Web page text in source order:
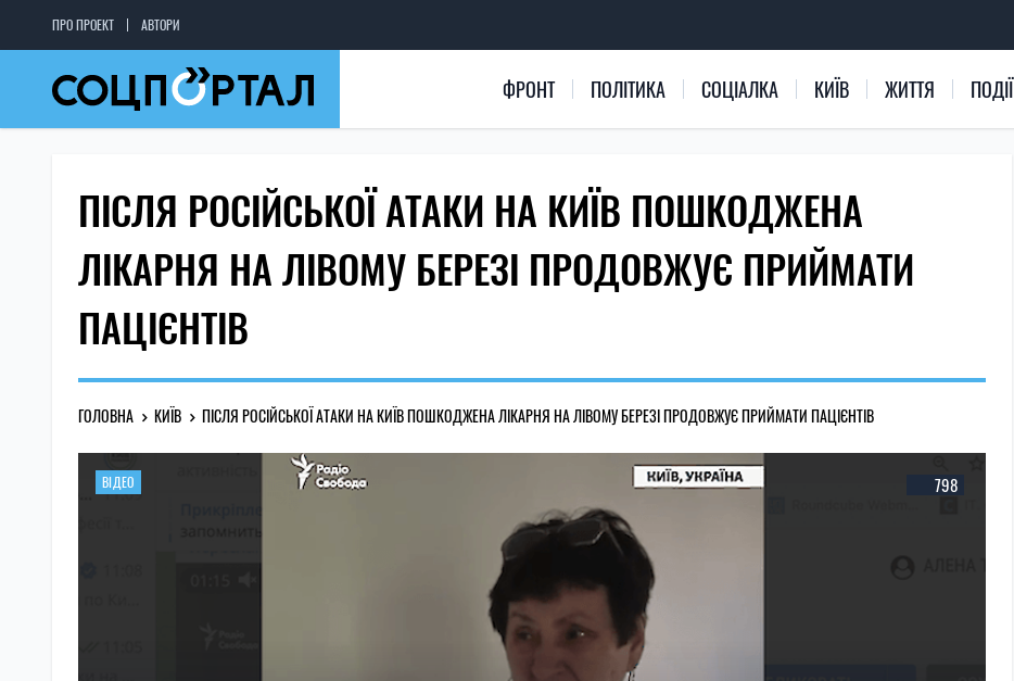
ПРО ПРОЕКТ АВТОРИ
ФРОНТ ПОЛІТИКА СОЦІАЛКА КИЇВ ЖИТТЯ ПОДІЇ
ПІСЛЯ РОСІЙСЬКОЇ АТАКИ НА КИЇВ ПОШКОДЖЕНА
ЛІКАРНЯ НА ЛІВОМУ БЕРЕЗІ ПРОДОВЖУЄ ПРИЙМАТИ
ПАЦІЄНТІВ
ГОЛОВНА КИЇВ ПІСЛЯ РОСІЙСЬКОЇ АТАКИ НА КИЇВ ПОШКОДЖЕНА ЛІКАРНЯ НА ЛІВОМУ БЕРЕЗІ ПРОДОВЖУЄ ПРИЙМАТИ ПАЦІЄНТІВ
798
ВІДЕО